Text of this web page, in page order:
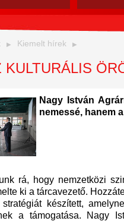
Kiemelt hírek
KULTURÁLIS
Nagy István
nemessé, hanem
rá, hogy nemzetközi
ki a tárcavezető.
stratégiát készített,
a támogatása. Nagy